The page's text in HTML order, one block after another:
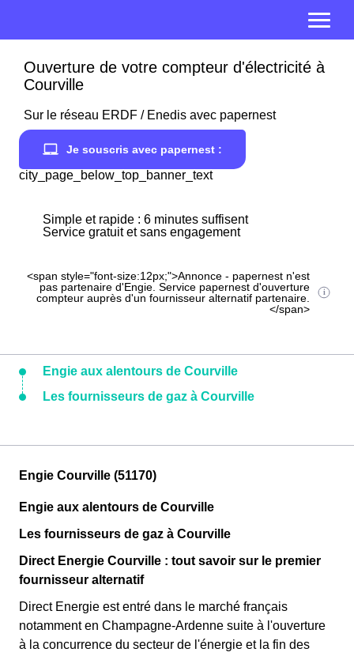
Ouverture de votre compteur d'électricité à
Courville
Sur le réseau ERDF / Enedis avec papernest
Je souscris avec papernest :
city_page_below_top_banner_text
Simple et rapide : 6 minutes suffisent
Service gratuit et sans engagement
<span style="font-size:12px;">Annonce - papernest n'est
pas partenaire d'Engie. Service papernest d'ouverture
compteur auprès d'un fournisseur alternatif partenaire.
</span>
Engie aux alentours de Courville
Les fournisseurs de gaz à Courville
Engie Courville (51170)
Engie aux alentours de Courville
Les fournisseurs de gaz à Courville
Direct Energie Courville : tout savoir sur le premier
fournisseur alternatif
Direct Energie est entré dans le marché français
notamment en Champagne-Ardenne suite à l'ouverture
à la concurrence du secteur de l'énergie et la fin des